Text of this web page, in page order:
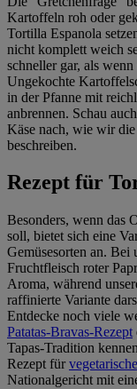
Kartoffeln roh oder
Tortilla Espanola
nicht komplett weich
schneller gar, als
Ungekochte
in der Pfanne mit
anbrennen. Schau
Käse nach, wie wir
beschreiben.
Rezept für
Besonders, wenn das
soll, bietet sich eine
Gemüsesorten an. Bei
Fruchtfleisch roter
Aroma, während
raffinierte Variante
Entdecke noch viele
Patatas-Bravas-Rezept
Tapas-Tradition
Rezept für
Nationalgericht mit